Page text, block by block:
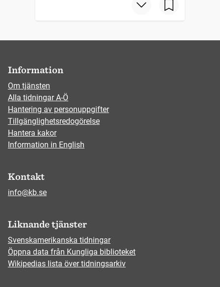
Information
Om tjänsten
Alla tidningar A-Ö
Hantering av personuppgifter
Tillgänglighetsredogörelse
Hantera kakor
Information in English
Kontakt
info@kb.se
Liknande tjänster
Svenskamerikanska tidningar
Öppna data från Kungliga biblioteket
Wikipedias lista över tidningsarkiv